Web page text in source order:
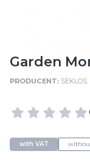
Garden
SEKLOS
with VAT